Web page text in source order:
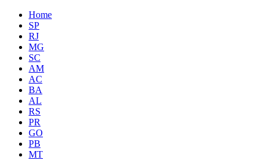
Home
SP
RJ
MG
SC
AM
AC
BA
AL
RS
PR
GO
PB
MT